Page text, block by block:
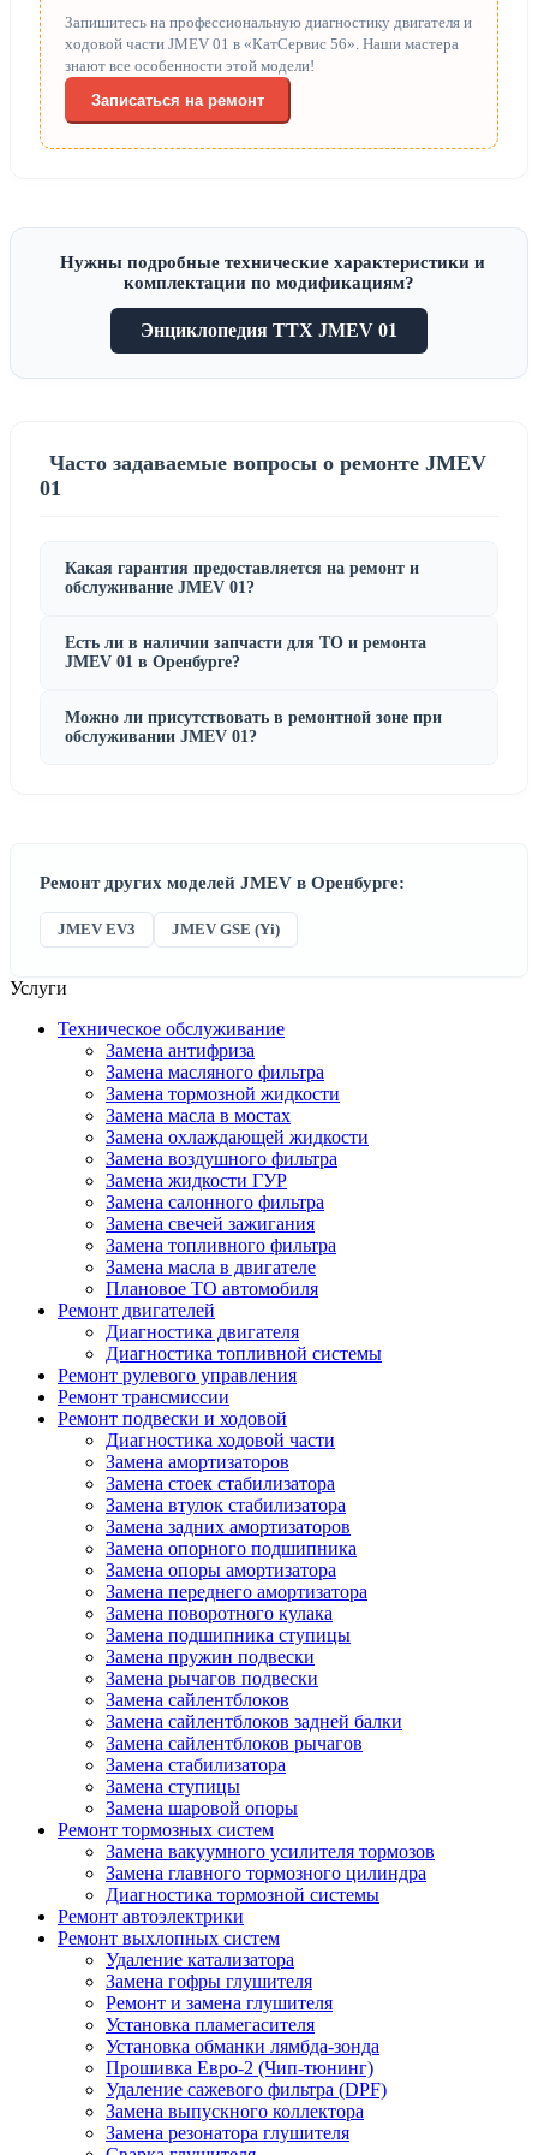
Запишитесь на профессиональную диагностику двигателя и
ходовой части JMEV 01 в «КатСервис 56». Наши мастера
знают все особенности этой модели!
Записаться на ремонт
Нужны подробные технические характеристики и
комплектации по модификациям?
Энциклопедия ТТХ JMEV 01
Часто задаваемые вопросы о ремонте JMEV
01
Какая гарантия предоставляется на ремонт и
обслуживание JMEV 01?
Есть ли в наличии запчасти для ТО и ремонта
JMEV 01 в Оренбурге?
Можно ли присутствовать в ремонтной зоне при
обслуживании JMEV 01?
Ремонт других моделей JMEV в Оренбурге:
JMEV EV3 JMEV GSE (Yi)
Услуги
Техническое обслуживание
Замена антифриза
Замена масляного фильтра
Замена тормозной жидкости
Замена масла в мостах
Замена охлаждающей жидкости
Замена воздушного фильтра
Замена жидкости ГУР
Замена салонного фильтра
Замена свечей зажигания
Замена топливного фильтра
Замена масла в двигателе
Плановое ТО автомобиля
Ремонт двигателей
Диагностика двигателя
Диагностика топливной системы
Ремонт рулевого управления
Ремонт трансмиссии
Ремонт подвески и ходовой
Диагностика ходовой части
Замена амортизаторов
Замена стоек стабилизатора
Замена втулок стабилизатора
Замена задних амортизаторов
Замена опорного подшипника
Замена опоры амортизатора
Замена переднего амортизатора
Замена поворотного кулака
Замена подшипника ступицы
Замена пружин подвески
Замена рычагов подвески
Замена сайлентблоков
Замена сайлентблоков задней балки
Замена сайлентблоков рычагов
Замена стабилизатора
Замена ступицы
Замена шаровой опоры
Ремонт тормозных систем
Замена вакуумного усилителя тормозов
Замена главного тормозного цилиндра
Диагностика тормозной системы
Ремонт автоэлектрики
Ремонт выхлопных систем
Удаление катализатора
Замена гофры глушителя
Ремонт и замена глушителя
Установка пламегасителя
Установка обманки лямбда-зонда
Прошивка Евро-2 (Чип-тюнинг)
Удаление сажевого фильтра (DPF)
Замена выпускного коллектора
Замена резонатора глушителя